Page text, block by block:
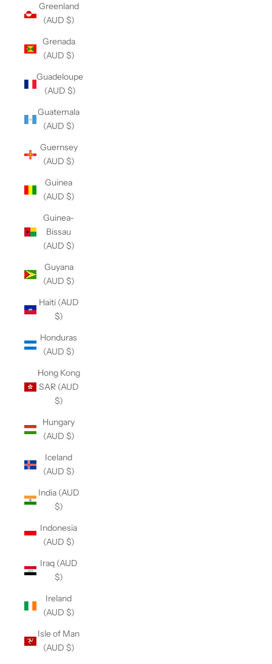
Greenland
(AUD $)
Grenada
(AUD $)
Guadeloupe
(AUD $)
Guatemala
(AUD $)
Guernsey
(AUD $)
Guinea
(AUD $)
Guinea-
Bissau
(AUD $)
Guyana
(AUD $)
Haiti (AUD
$)
Honduras
(AUD $)
Hong Kong
SAR (AUD
$)
Hungary
(AUD $)
Iceland
(AUD $)
India (AUD
$)
Indonesia
(AUD $)
Iraq (AUD
$)
Ireland
(AUD $)
Isle of Man
(AUD $)